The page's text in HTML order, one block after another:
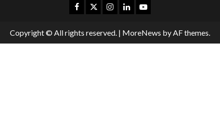
Copyright © All rights reserved. | MoreNews by AF themes.